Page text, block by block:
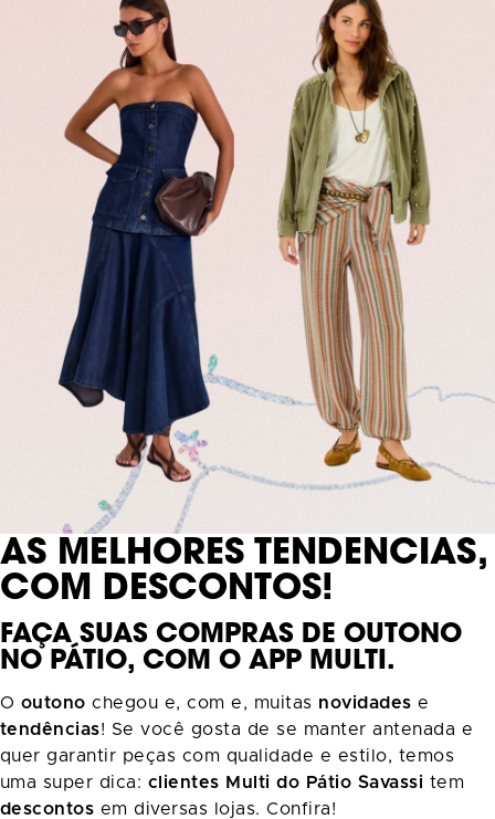
AS MELHORES TENDÊNCIAS,
COM DESCONTOS!
FAÇA SUAS COMPRAS DE OUTONO
NO PÁTIO, COM O APP MULTI.
O outonochegou e, com e, muitas novidadese
tendências! Se você gosta de se manter antenada e
quer garantir peças com qualidade e estilo, temos
uma super dica: clientes Multi do Pátio Savassi tem
descontos em diversas lojas. Confira!